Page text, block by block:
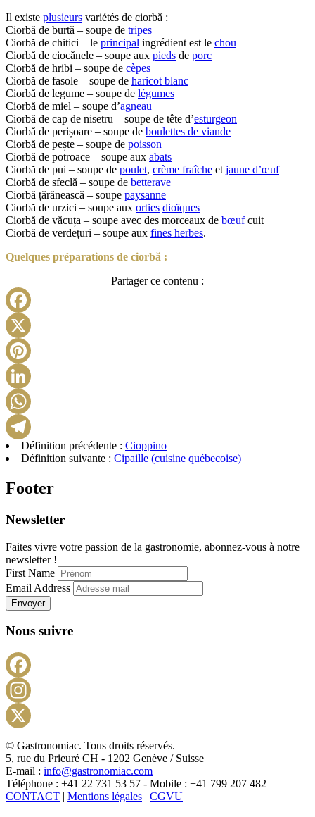
Il existe plusieurs variétés de ciorbă :
Ciorbă de burtă – soupe de tripes
Ciorbă de chitici – le principal ingrédient est le chou
Ciorbă de ciocănele – soupe aux pieds de porc
Ciorbă de hribi – soupe de cèpes
Ciorbă de fasole – soupe de haricot blanc
Ciorbă de legume – soupe de légumes
Ciorbă de miel – soupe d’agneau
Ciorbă de cap de nisetru – soupe de tête d’esturgeon
Ciorbă de perișoare – soupe de boulettes de viande
Ciorbă de pește – soupe de poisson
Ciorbă de potroace – soupe aux abats
Ciorbă de pui – soupe de poulet, crème fraîche et jaune d’œuf
Ciorbă de sfeclă – soupe de betterave
Ciorbă țărănească – soupe paysanne
Ciorbă de urzici – soupe aux orties dioïques
Ciorbă de văcuța – soupe avec des morceaux de bœufcuit
Ciorbă de verdețuri – soupe aux fines herbes.
Quelques préparations de ciorbă :
Partager ce contenu :
Telegram
Définition précédente : Cioppino
Définition suivante : Cipaille (cuisine québecoise)
Footer
Newsletter
Faites vivre votre passion de la gastronomie, abonnez-vous à notre
newsletter !
First Name
Email Address
Envoyer
Nous suivre
X
© Gastronomiac. Tous droits réservés.
5, rue du Prieuré CH - 1202 Genève / Suisse
E-mail : info@gastronomiac.com
Téléphone : +41 22 731 53 57 - Mobile : +41 799 207 482
CONTACT | Mentions légales | CGVU